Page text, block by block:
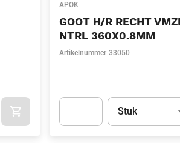
APOK
GOOT H/R RECHT
NTRL 360X0.8MM
Artikelnummer 33050
Eenheid
Stuk